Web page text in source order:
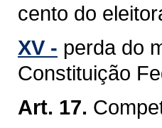
cento do
XV - perda do
Constituição
Art. 17.